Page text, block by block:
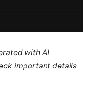
with AI
important details